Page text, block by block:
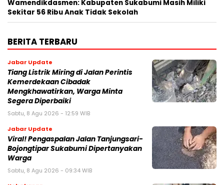
Wamendikdasmen: Kabupaten Sukabumi Masih Miliki
Sekitar 56 Ribu Anak Tidak Sekolah
BERITA TERBARU
Jabar Update
Tiang Listrik Miring di Jalan Perintis
Kemerdekaan Cibadak
Mengkhawatirkan, Warga Minta
Segera Diperbaiki
Sabtu, 8 Agu 2026 - 12:59 WIB
Jabar Update
Viral! Pengaspalan Jalan Tanjungsari-
Bojongtipar Sukabumi Dipertanyakan
Warga
Sabtu, 8 Agu 2026 - 09:34 WIB